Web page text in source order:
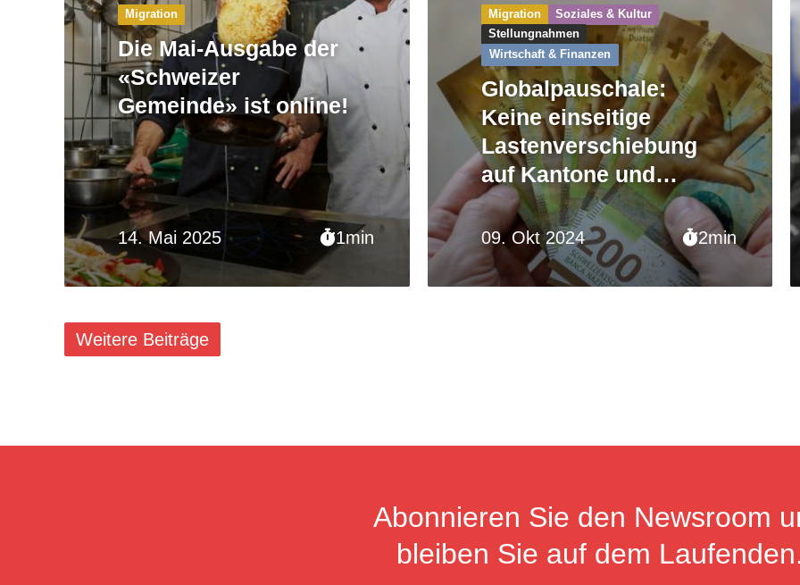
14. Mai 2025 1min
Migration
Die Mai-Ausgabe der
«Schweizer
Gemeinde» ist online!
09. Okt 2024 2min
Migration
Soziales & Kultur
Stellungnahmen
Wirtschaft & Finanzen
Globalpauschale:
Keine einseitige
Lastenverschiebung
auf Kantone und
Gemeinden
Weitere Beiträge
Abonnieren Sie den Newsroom
bleiben Sie auf dem